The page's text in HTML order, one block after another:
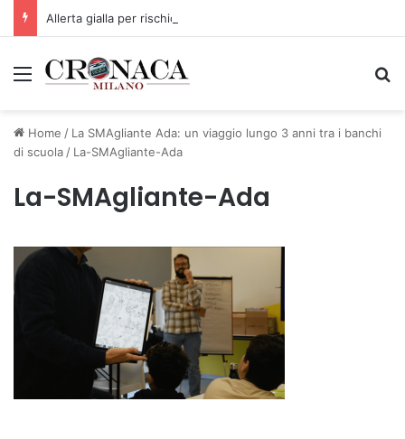
Allerta gialla per rischio temporali a partire dalle ore 18
Menu
Home / La SMAgliante Ada: un viaggio lungo 3 anni tra i banchi
di scuola / La-SMAgliante-Ada
La-SMAgliante-Ada